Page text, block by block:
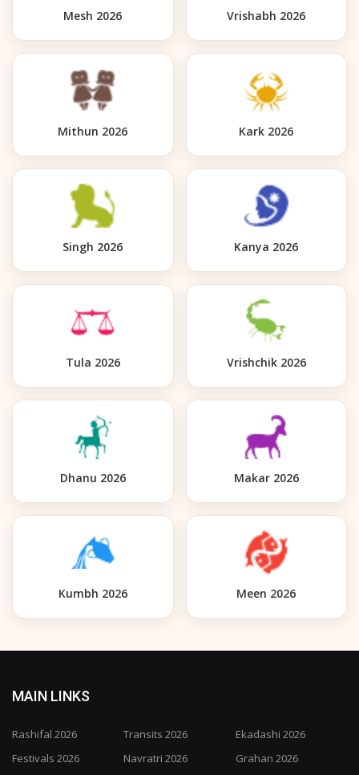
Mesh 2026 Vrishabh 2026
Mithun 2026 Kark 2026
Singh 2026 Kanya 2026
Tula 2026 Vrishchik 2026
Dhanu 2026 Makar 2026
Kumbh 2026 Meen 2026
MAIN LINKS
Rashifal 2026 Transits 2026
Ekadashi 2026
Festivals 2026
Navratri 2026 Grahan 2026